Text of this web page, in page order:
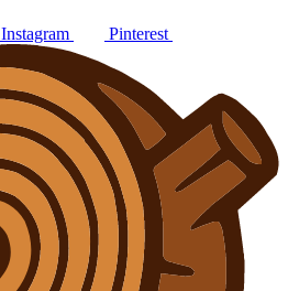
Instagram Pinterest